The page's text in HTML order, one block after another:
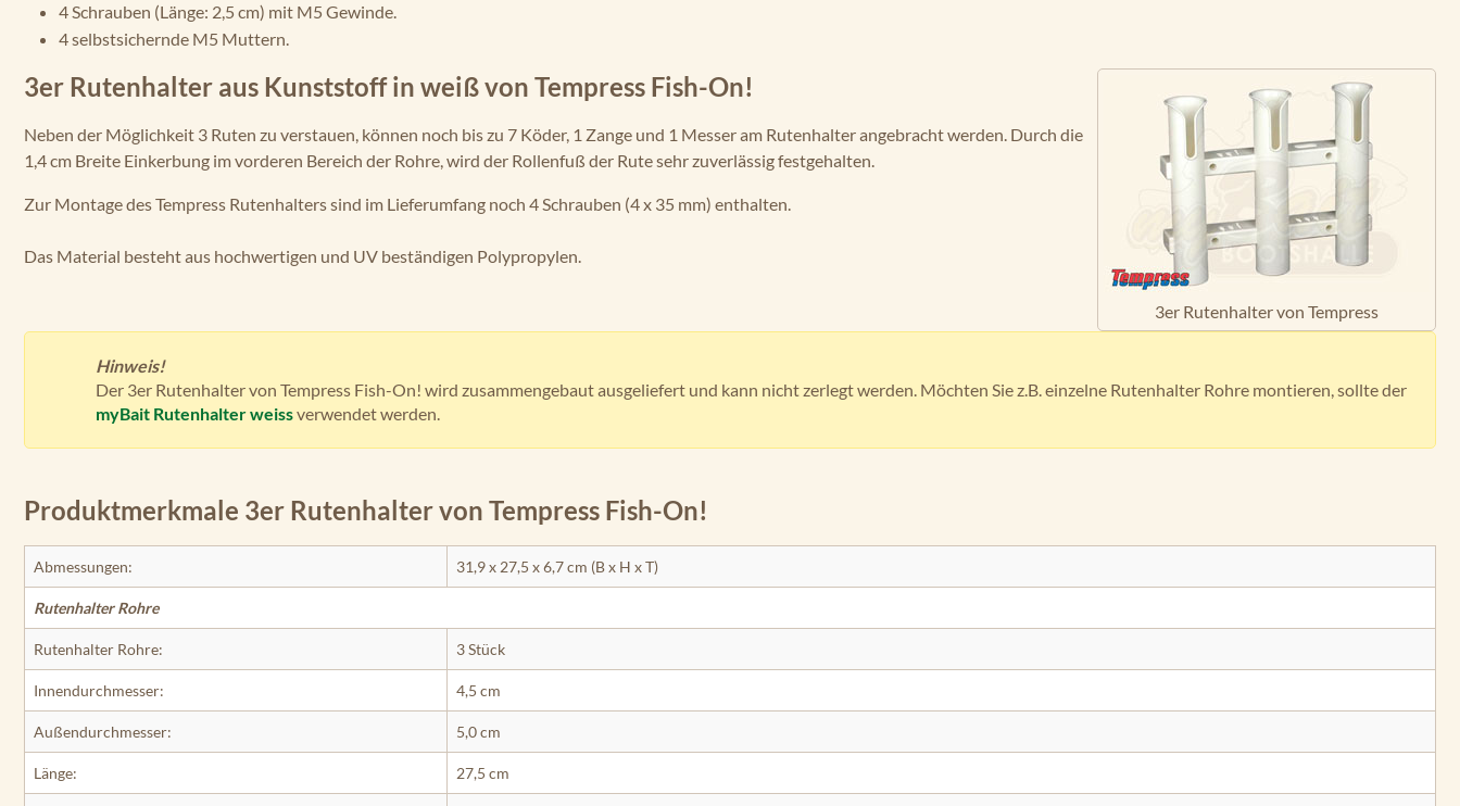
4 Schrauben (Länge: 2,5 cm) mit M5 Gewinde.
4 selbstsichernde M5 Muttern.
3er Rutenhalter von Tempress
3er Rutenhalter aus Kunststoff in weiß von Tempress Fish-On!
Neben der Möglichkeit 3 Ruten zu verstauen, können noch bis zu 7 Köder, 1 Zange und 1 Messer am Rutenhalter angebracht werden. Durch die
1,4 cm Breite Einkerbung im vorderen Bereich der Rohre, wird der Rollenfuß der Rute sehr zuverlässig festgehalten.
Zur Montage des Tempress Rutenhalters sind im Lieferumfang noch 4 Schrauben (4 x 35 mm) enthalten.
Das Material besteht aus hochwertigen und UV beständigen Polypropylen.
Hinweis!
Der 3er Rutenhalter von Tempress Fish-On! wird zusammengebaut ausgeliefert und kann nicht zerlegt werden. Möchten Sie z.B. einzelne Rutenhalter Rohre montieren, sollte der
myBait Rutenhalter weissverwendet werden.
Produktmerkmale 3er Rutenhalter von Tempress Fish-On!
Abmessungen: 31,9 x 27,5 x 6,7 cm (B x H x T)
Rutenhalter Rohre
Rutenhalter Rohre: 3 Stück
Innendurchmesser: 4,5 cm
Außendurchmesser: 5,0 cm
Länge: 27,5 cm